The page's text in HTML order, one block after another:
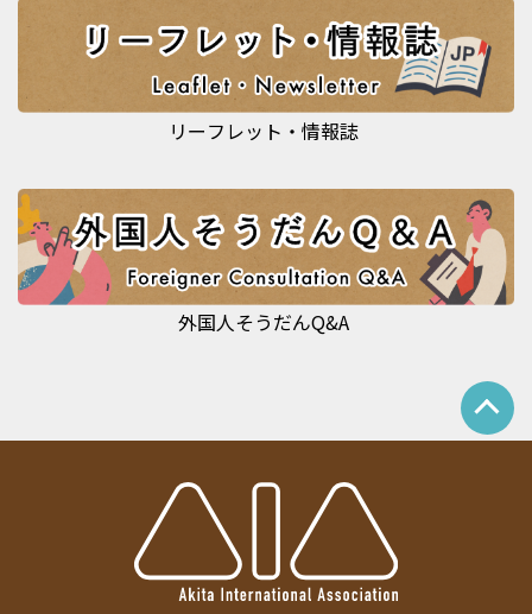
リーフレット・情報誌
外国人そうだんQ&A